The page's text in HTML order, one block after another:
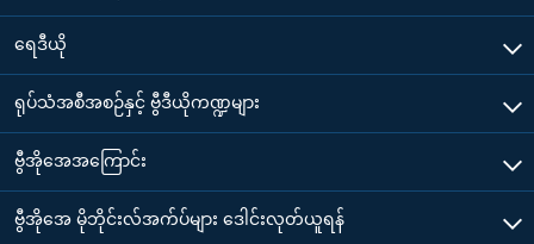
ရေဒီယို
ရုပ်သံအစီအစဉ်နှင့် ဗွီဒီယိုကဏ္ဍများ
ဗွီအိုအေအကြောင်း
ဗွီအိုအေ မိုဘိုင်းလ်အက်ပ်များ ဒေါင်းလုတ်ယူရန်